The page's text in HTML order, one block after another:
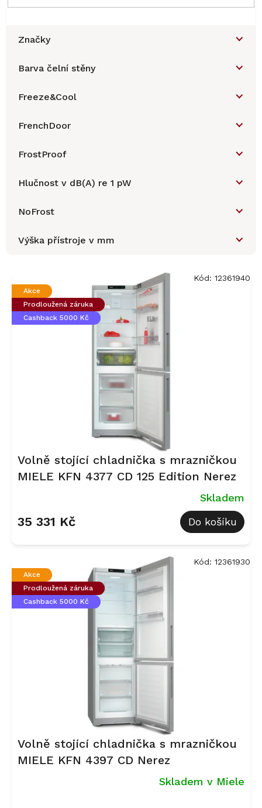
Značky
Barva čelní stěny
Freeze&Cool
FrenchDoor
FrostProof
Hlučnost v dB(A) re 1 pW
NoFrost
Výška přístroje v mm
p
p
Akce
Prodloužená záruka
Cashback 5000 Kč
Volně stojící chladnička s mrazničkou
MIELE KFN 4377 CD 125 Edition Nerez
Skladem
35 331 Kč Do košíku
Kód: 12361940
Akce
Prodloužená záruka
Cashback 5000 Kč
Volně stojící chladnička s mrazničkou
MIELE KFN 4397 CD Nerez
Skladem v Miele
Kód: 12361930